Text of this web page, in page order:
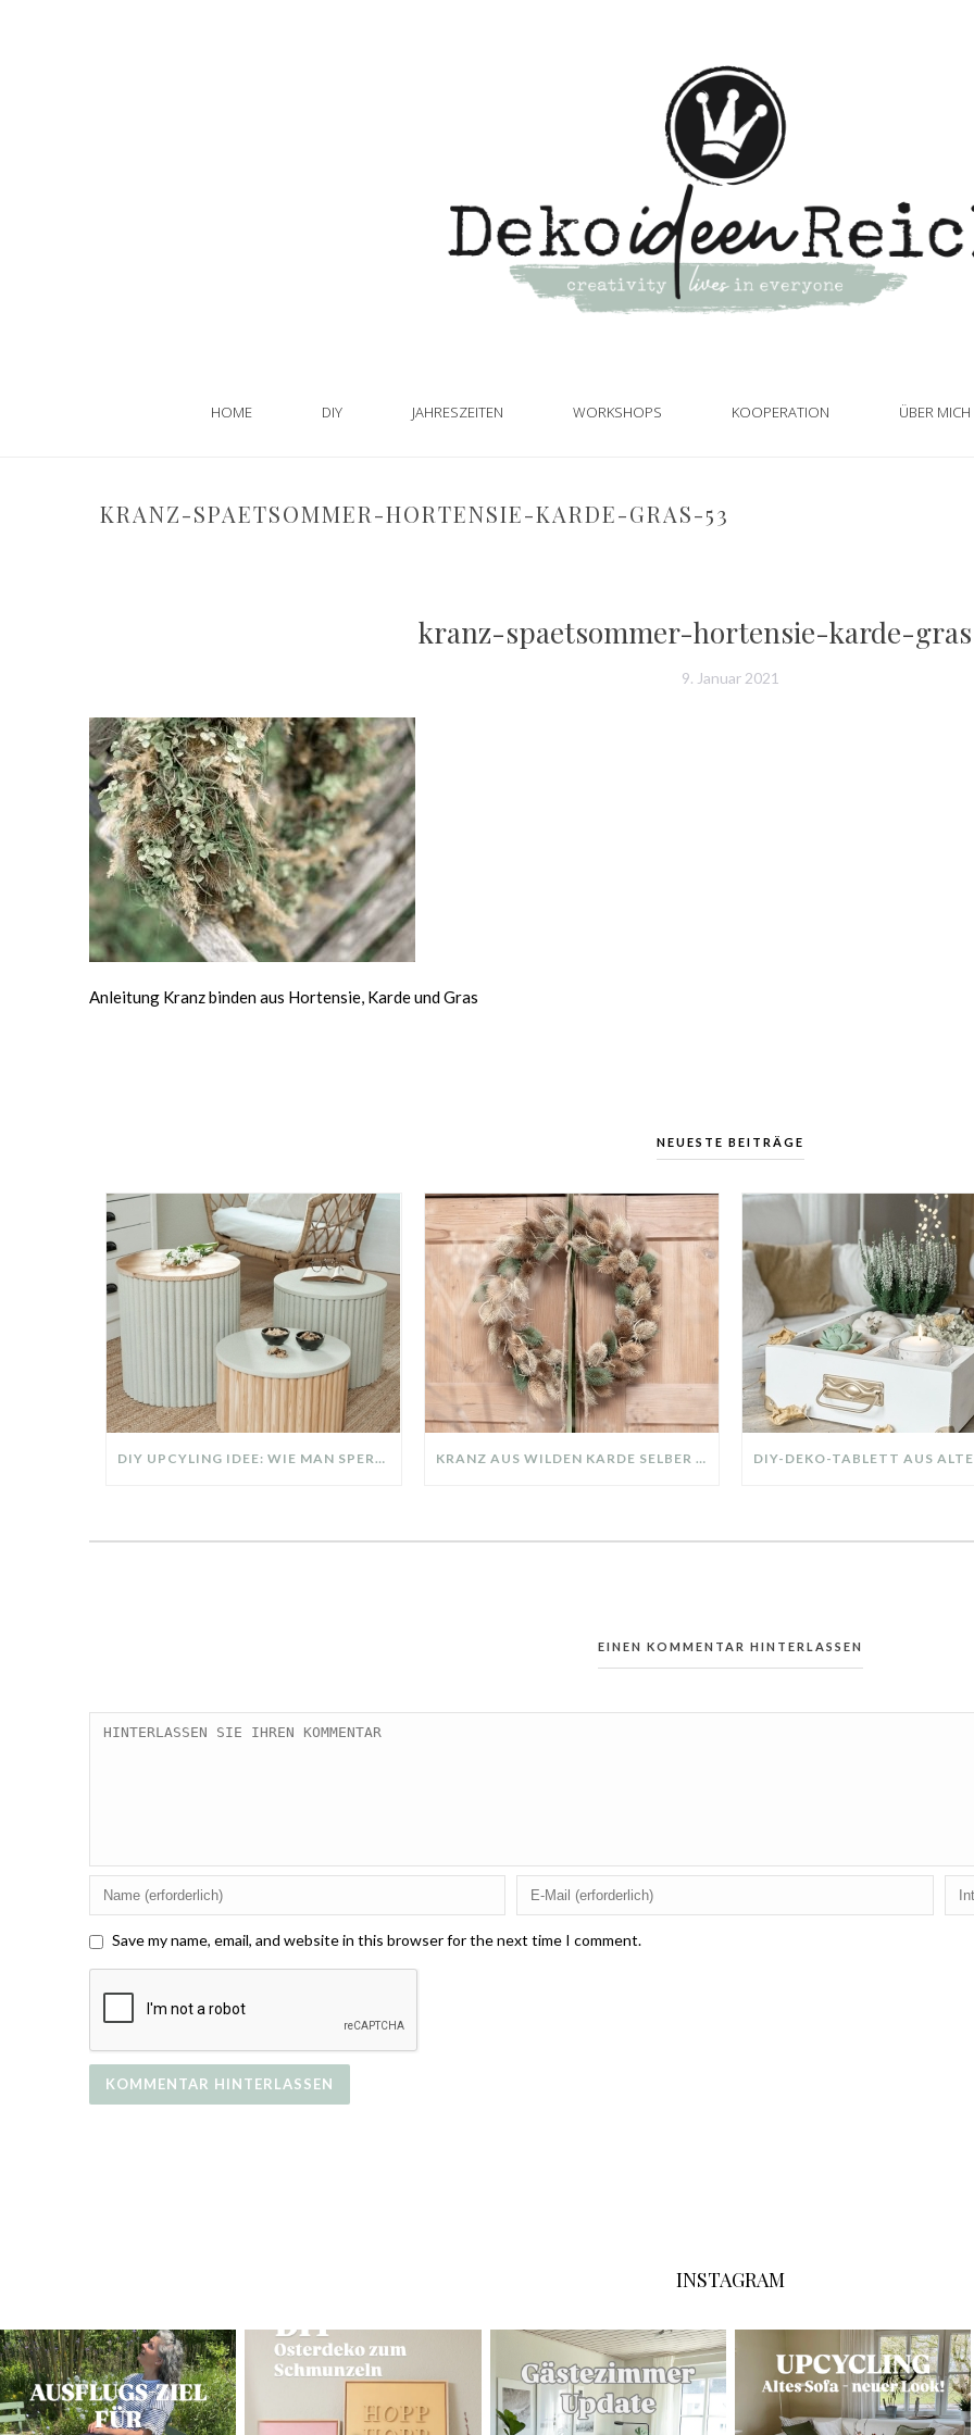
HOME DIY JAHRESZEITEN WORKSHOPS KOOPERATION ÜBER
KRANZ-SPAETSOMMER-HORTENSIE-KARDE-GRAS-53
kranz-spaetsommer-hortensie-karde-
9. Januar 2021
Anleitung Kranz binden aus Hortensie, Karde und Gras
NEUESTE BEITRÄGE
DIY UPCYLING IDEE: WIE MAN SPERRMÜLL IN EIN DESIGNER TEIL VERWANDELT KRANZ AUS WILDEN KARDE SELBER MACHEN: HERBSTDEKO GANZ EINFACH
EINEN KOMMENTAR HINTERLASSEN
Save my name, email, and website in this browser for the next time I comment.
INSTAGRAM